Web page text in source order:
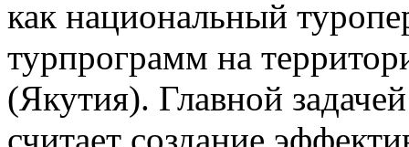
как национальный
турпрограмм на
(Якутия). Главной
считает создание